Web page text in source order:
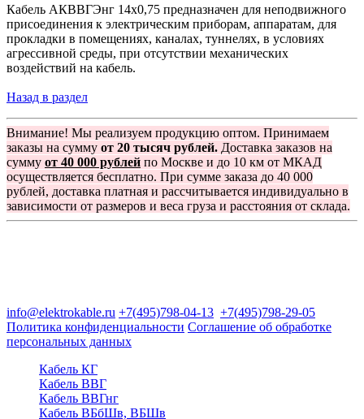
Кабель АКВВГЭнг 14х0,75 предназначен для неподвижного
присоединения к электрическим приборам, аппаратам, для
прокладки в помещениях, каналах, туннелях, в условиях
агрессивной среды, при отсутствии механических
воздействий на кабель.
Назад в раздел
Внимание! Мы реализуем продукцию оптом. Принимаем
заказы на сумму от 20 тысяч рублей. Доставка заказов на
сумму от 40 000 рублей по Москве и до 10 км от МКАД
осуществляется бесплатно. При сумме заказа до 40 000
рублей, доставка платная и рассчитывается индивидуально в
зависимости от размеров и веса груза и расстояния от склада.
info@elektrokable.ru +7(495)798-04-13 +7(495)798-29-05
Политика конфиденциальности Соглашение об обработке
персональных данных
Кабель КГ
Кабель ВВГ
Кабель ВВГнг
Кабель ВБбШв, ВБШв